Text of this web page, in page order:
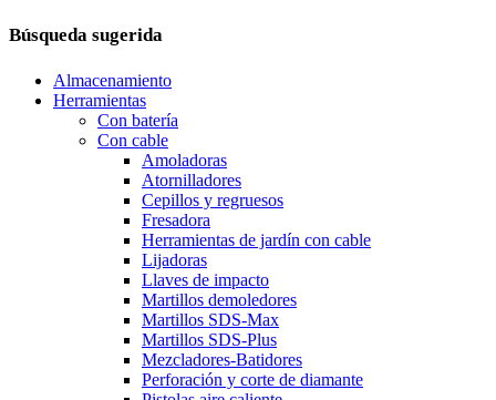
Búsqueda sugerida
Almacenamiento
Herramientas
Con batería
Con cable
Amoladoras
Atornilladores
Cepillos y regruesos
Fresadora
Herramientas de jardín con cable
Lijadoras
Llaves de impacto
Martillos demoledores
Martillos SDS-Max
Martillos SDS-Plus
Mezcladores-Batidores
Perforación y corte de diamante